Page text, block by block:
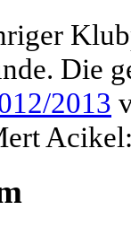
. Die
2013